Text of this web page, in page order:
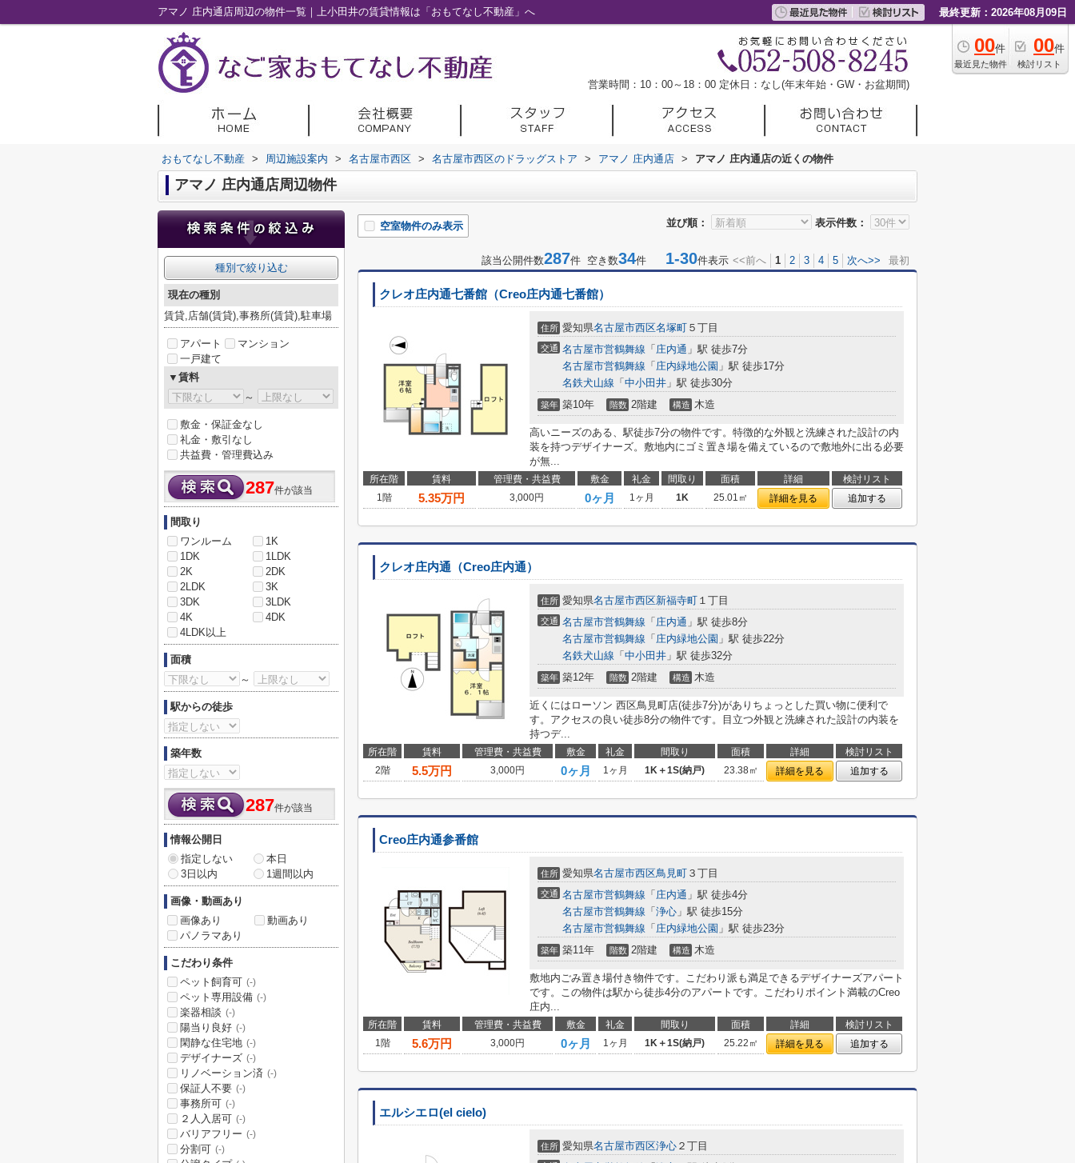
アマノ 庄内通店周辺の物件一覧｜上小田井の賃貸情報は「おもてなし不動産」へ 最終更新：2026年08月09日
00件
最近見た物件
00件
検討リスト
営業時間：10：00～18：00 定休日：なし(年末年始・GW・お盆期間)
おもてなし不動産 > 周辺施設案内 > 名古屋市西区 > 名古屋市西区のドラッグストア > アマノ 庄内通店 > アマノ 庄内通店の近くの物件
アマノ 庄内通店周辺物件
並び順： 表示件数：
空室物件のみ表示
該当公開件数287件 空き数34件 1-30件表示 <<前へ 1 2 3 4 5 次へ>> 最初
クレオ庄内通七番館（Creo庄内通七番館）
住所 愛知県名古屋市西区名塚町 ５丁目
交通 名古屋市営鶴舞線 「 庄内通 」駅 徒歩7分
名古屋市営鶴舞線 「 庄内緑地公園 」駅 徒歩17分
名鉄犬山線 「 中小田井 」駅 徒歩30分
築年 築10年 階数 2階建 構造 木造
高いニーズのある、駅徒歩7分の物件です。特徴的な外観と洗練された設計の内
装を持つデザイナーズ。敷地内にゴミ置き場を備えているので敷地外に出る必要
が無...
所在階 賃料 管理費・共益費 敷金 礼金 間取り 面積 詳細
検討リスト
1階
5.35万円 3,000円 0ヶ月 1ヶ月 1K 25.01㎡ 詳細を見る 追加する
クレオ庄内通（Creo庄内通）
住所 愛知県名古屋市西区新福寺町 １丁目
交通 名古屋市営鶴舞線 「 庄内通 」駅 徒歩8分
名古屋市営鶴舞線 「 庄内緑地公園 」駅 徒歩22分
名鉄犬山線 「 中小田井 」駅 徒歩32分
築年 築12年 階数 2階建 構造 木造
近くにはローソン 西区鳥見町店(徒歩7分)がありちょっとした買い物に便利で
す。アクセスの良い徒歩8分の物件です。目立つ外観と洗練された設計の内装を
持つデ...
所在階 賃料 管理費・共益費 敷金 礼金 間取り 面積 詳細
検討リスト
2階
5.5万円 3,000円 0ヶ月 1ヶ月 1K＋1S(納戸) 23.38㎡ 詳細を見る 追加する
Creo庄内通参番館
住所 愛知県名古屋市西区鳥見町 ３丁目
交通 名古屋市営鶴舞線 「 庄内通 」駅 徒歩4分
名古屋市営鶴舞線 「 浄心 」駅 徒歩15分
名古屋市営鶴舞線 「 庄内緑地公園 」駅 徒歩23分
築年 築11年 階数 2階建 構造 木造
敷地内ごみ置き場付き物件です。こだわり派も満足できるデザイナーズアパート
です。この物件は駅から徒歩4分のアパートです。こだわりポイント満載のCreo
庄内...
所在階 賃料 管理費・共益費 敷金 礼金 間取り 面積 詳細
検討リスト
1階
5.6万円 3,000円 0ヶ月 1ヶ月 1K＋1S(納戸) 25.22㎡ 詳細を見る 追加する
エルシエロ(el cielo)
住所 愛知県名古屋市西区浄心 ２丁目
種別で絞り込む
現在の種別
賃貸,店舗(賃貸),事務所(賃貸),駐車場
アパート
マンション
一戸建て
▼賃料
～
敷金・保証金なし
礼金・敷引なし
共益費・管理費込み
287件が該当
間取り
ワンルーム
1K
1DK
1LDK
2K
2DK
2LDK
3K
3DK
3LDK
4K
4DK
4LDK以上
面積
～
駅からの徒歩
築年数
287件が該当
情報公開日
指定しない
本日
3日以内
1週間以内
画像・動画あり
画像あり
動画あり
パノラマあり
こだわり条件
ペット飼育可 (-)
ペット専用設備 (-)
楽器相談 (-)
陽当り良好 (-)
閑静な住宅地 (-)
デザイナーズ (-)
リノベーション済 (-)
保証人不要 (-)
事務所可 (-)
２人入居可 (-)
バリアフリー (-)
分割可 (-)